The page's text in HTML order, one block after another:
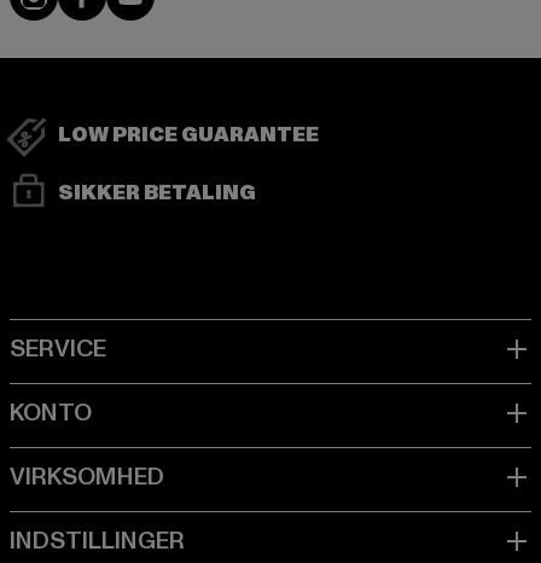
LOW PRICE GUARANTEE
SIKKER BETALING